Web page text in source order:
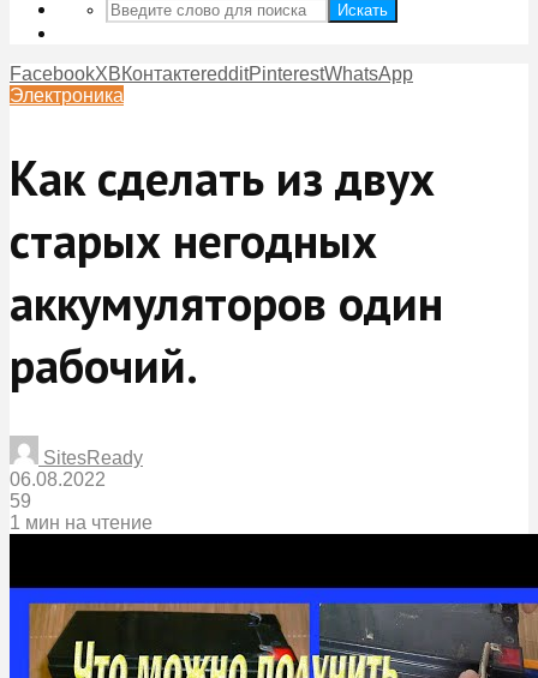
Искать
FacebookXВКонтактеredditPinterestWhatsApp
Электроника
Как сделать из двух
старых негодных
аккумуляторов один
рабочий.
SitesReady
06.08.2022
59
1 мин на чтение